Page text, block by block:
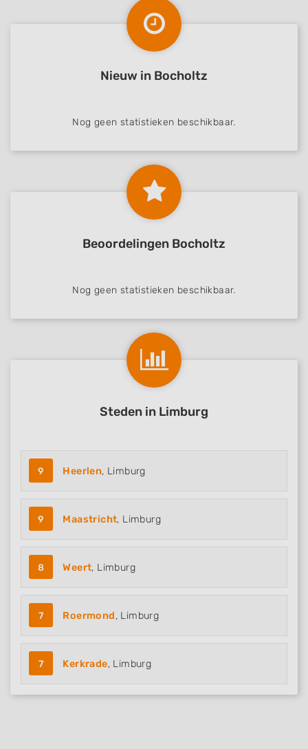
Nieuw in Bocholtz
Nog geen statistieken beschikbaar.
Beoordelingen Bocholtz
Nog geen statistieken beschikbaar.
Steden in Limburg
9 Heerlen, Limburg
9 Maastricht, Limburg
8 Weert, Limburg
7 Roermond, Limburg
7 Kerkrade, Limburg